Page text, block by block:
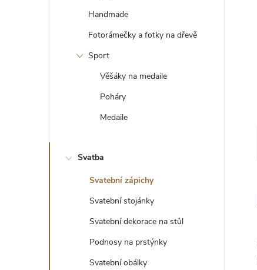
e
Handmade
Fotorámečky a fotky na dřevě
Sport
Věšáky na medaile
Poháry
Medaile
Svatba
Svatební zápichy
Svatební stojánky
Svatební dekorace na stůl
Podnosy na prstýnky
Svatební obálky